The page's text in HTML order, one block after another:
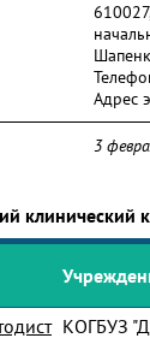
Адрес
3
клинический
КОГБУЗ